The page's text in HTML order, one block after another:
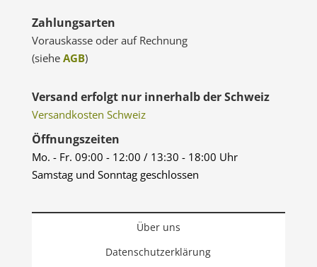
Zahlungsarten
Vorauskasse oder auf Rechnung
(siehe AGB)
Versand erfolgt nur innerhalb der Schweiz
Versandkosten Schweiz
Öffnungszeiten
Mo. - Fr. 09:00 - 12:00 / 13:30 - 18:00 Uhr
Samstag und Sonntag geschlossen
Über uns
Datenschutzerklärung